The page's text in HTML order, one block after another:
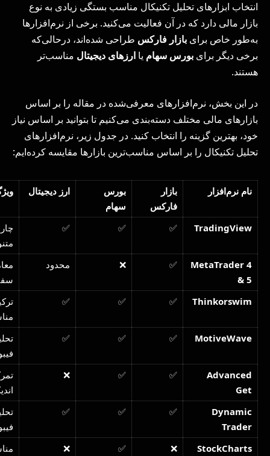
انتخاب ابزارهای تحلیل تکنیکال مناسب بستگی زیادی به نوع
بازار مالی دارد که در آن فعالیت می‌کنید. برخی از نرم‌افزارها
به‌طور خاص برای بازار فارکس طراحی شده‌اند، درحالی‌که
برخی دیگر برای بورس سهام یا ارزهای دیجیتال مناسب‌تر
هستند.
در این بخش، نرم‌افزارهای معرفی‌شده در مقاله را بر اساس
بازارهای مالی مختلف دسته‌بندی می‌کنیم تا بتوانید بر اساس نیاز
خود، بهترین گزینه را انتخاب کنید. در جدول زیر، نرم‌افزارهای
تحلیل تکنیکال را بر اساس مناسب‌ترین بازارها مقایسه کرده‌ایم:
نام نرم‌افزار
بازار
فارکس
بورس
سهام
ارز دیجیتال
TradingView
✅
✅
✅
MetaTrader 4
& 5
✅
❌ محدود
Thinkorswim
✅
✅
✅
MotiveWave
✅
✅
✅
Advanced
Get
✅
✅
❌
Dynamic
Trader
✅
✅
✅
StockCharts
❌
✅
❌